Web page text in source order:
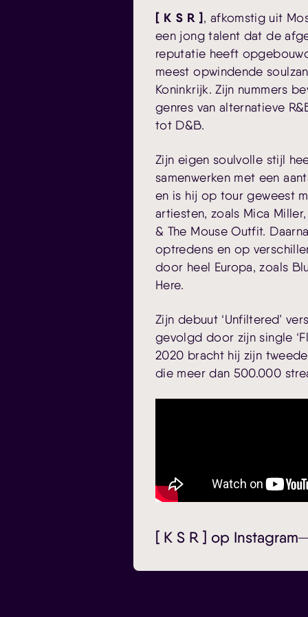
[ K S R ], afkomstig uit
een jong talent dat de
reputatie heeft
meest opwindende
Koninkrijk. Zijn nummers
genres van alternatieve
tot D&B.
Zijn eigen soulvolle stijl
samenwerken met een
en is hij op tour geweest
artiesten, zoals Mica
& The Mouse Outfit.
optredens en op
door heel Europa, zoals
Here.
Zijn debuut ‘Unfiltered’
gevolgd door zijn single
2020 bracht hij zijn tweede
die meer dan 500.000
[ K S R ] op Instagram